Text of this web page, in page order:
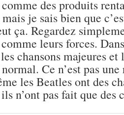
des produits
je sais bien que
ça. Regardez
leurs forces.
chansons majeures et
Ce n’est pas
les Beatles ont des
n’ont pas fait que des